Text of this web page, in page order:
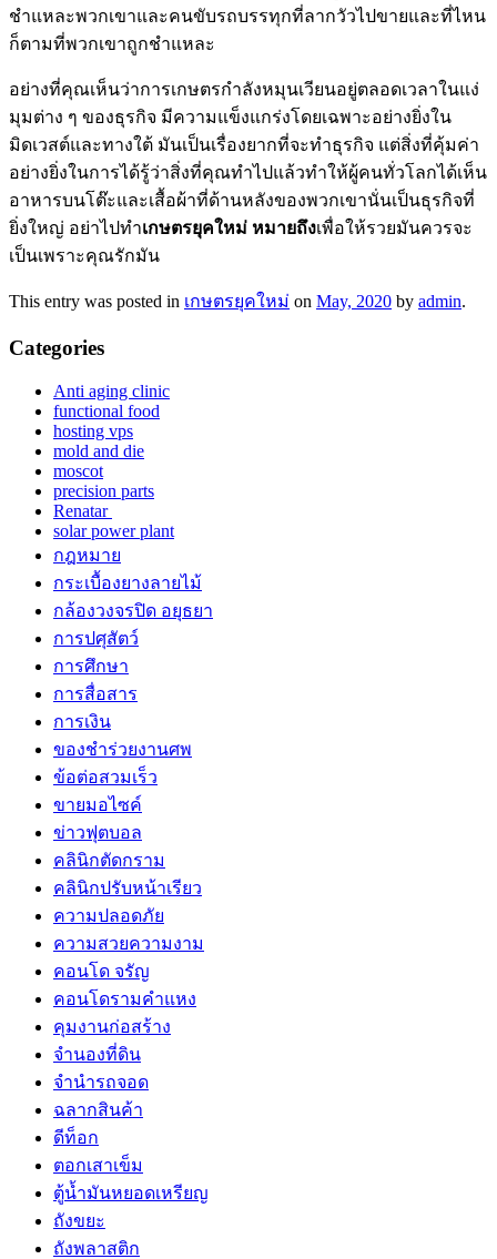
ชำแหละพวกเขาและคนขับรถบรรทุกที่ลากวัวไปขายและที่ไหน
ก็ตามที่พวกเขาถูกชำแหละ
อย่างที่คุณเห็นว่าการเกษตรกำลังหมุนเวียนอยู่ตลอดเวลาในแง่
มุมต่าง ๆ ของธุรกิจ มีความแข็งแกร่งโดยเฉพาะอย่างยิ่งใน
มิดเวสต์และทางใต้ มันเป็นเรื่องยากที่จะทำธุรกิจ แต่สิ่งที่คุ้มค่า
อย่างยิ่งในการได้รู้ว่าสิ่งที่คุณทำไปแล้วทำให้ผู้คนทั่วโลกได้เห็น
อาหารบนโต๊ะและเสื้อผ้าที่ด้านหลังของพวกเขานั่นเป็นธุรกิจที่
ยิ่งใหญ่ อย่าไปทำเกษตรยุคใหม่ หมายถึงเพื่อให้รวยมันควรจะ
เป็นเพราะคุณรักมัน
This entry was posted in เกษตรยุคใหม่ on May, 2020 by admin.
Categories
Anti aging clinic
functional food
hosting vps
mold and die
moscot
precision parts
Renatar
solar power plant
กฎหมาย
กระเบื้องยางลายไม้
กล้องวงจรปิด อยุธยา
การปศุสัตว์
การศึกษา
การสื่อสาร
การเงิน
ของชำร่วยงานศพ
ข้อต่อสวมเร็ว
ขายมอไซค์
ข่าวฟุตบอล
คลินิกตัดกราม
คลินิกปรับหน้าเรียว
ความปลอดภัย
ความสวยความงาม
คอนโด จรัญ
คอนโดรามคำแหง
คุมงานก่อสร้าง
จำนองที่ดิน
จำนำรถจอด
ฉลากสินค้า
ดีท็อก
ตอกเสาเข็ม
ตู้น้ำมันหยอดเหรียญ
ถังขยะ
ถังพลาสติก